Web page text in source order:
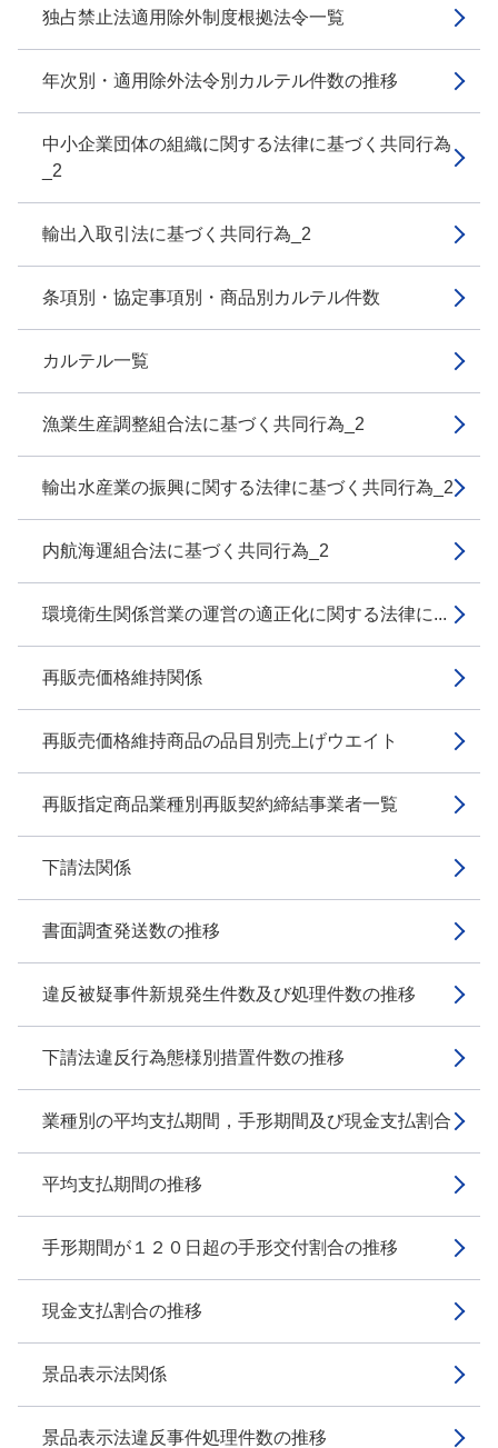
独占禁止法適用除外制度根拠法令一覧
年次別・適用除外法令別カルテル件数の推移
中小企業団体の組織に関する法律に基づく共同行為
_2
輸出入取引法に基づく共同行為_2
条項別・協定事項別・商品別カルテル件数
カルテル一覧
漁業生産調整組合法に基づく共同行為_2
輸出水産業の振興に関する法律に基づく共同行為_2
内航海運組合法に基づく共同行為_2
環境衛生関係営業の運営の適正化に関する法律に...
再販売価格維持関係
再販売価格維持商品の品目別売上げウエイト
再販指定商品業種別再販契約締結事業者一覧
下請法関係
書面調査発送数の推移
違反被疑事件新規発生件数及び処理件数の推移
下請法違反行為態様別措置件数の推移
業種別の平均支払期間，手形期間及び現金支払割合
平均支払期間の推移
手形期間が１２０日超の手形交付割合の推移
現金支払割合の推移
景品表示法関係
景品表示法違反事件処理件数の推移